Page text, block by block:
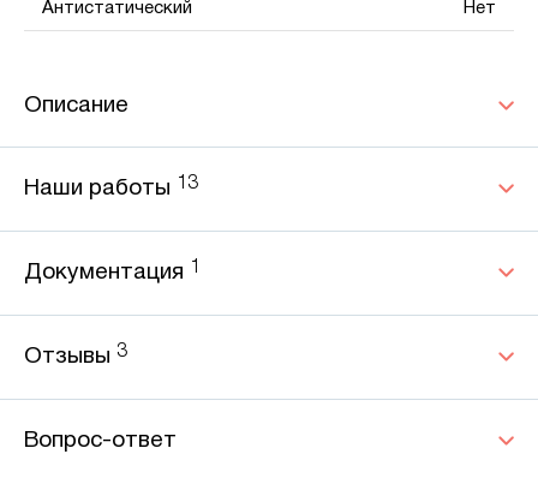
Антистатический Нет
Описание
Наши работы 13
Документация 1
Отзывы 3
Вопрос-ответ